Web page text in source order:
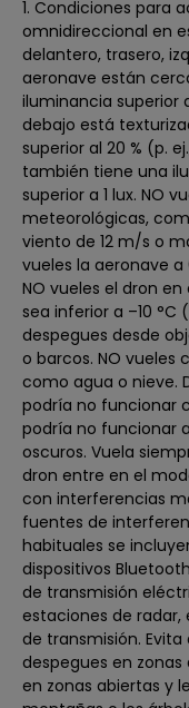
1. Condiciones para
omnidireccional en
delantero, trasero,
aeronave están
iluminancia superior
debajo está
superior al 20 % (p.
también tiene una
superior a 1 lux. NO
meteorológicas,
viento de 12 m/s o
vueles la aeronave
NO vueles el dron
sea inferior a –10 °C
despegues desde
o barcos. NO vueles
como agua o nieve.
podría no funcionar
podría no funcionar
oscuros. Vuela
dron entre en el
con interferencias
fuentes de
habituales se
dispositivos
de transmisión
estaciones de radar,
de transmisión.
despegues en
en zonas abiertas y